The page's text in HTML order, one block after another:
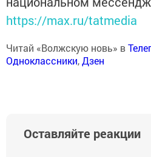
https://max.ru/tatmedia
Читай «Волжскую новь» в
Одноклассники,Дзен
Оставляйте реакции